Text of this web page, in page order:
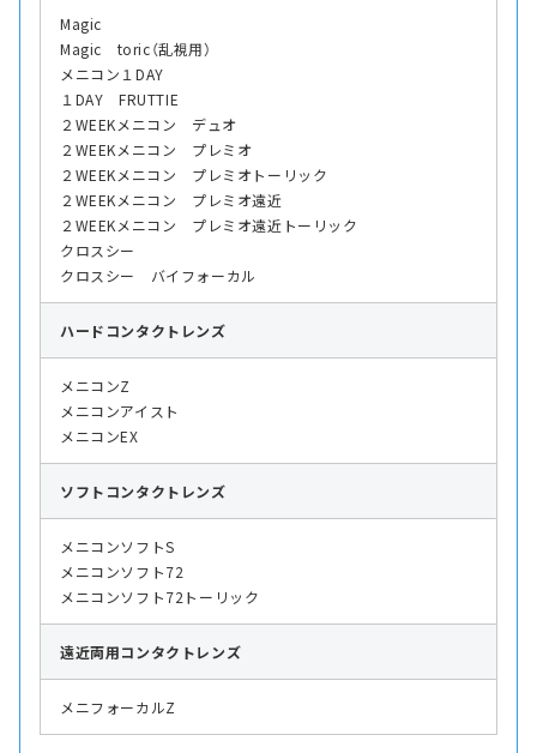
Magic
Magic toric（乱視用）
メニコン１DAY
１DAY FRUTTIE
２WEEKメニコン デュオ
２WEEKメニコン プレミオ
２WEEKメニコン プレミオトーリック
２WEEKメニコン プレミオ遠近
２WEEKメニコン プレミオ遠近トーリック
クロスシー
クロスシー バイフォーカル
ハード コンタクトレンズ
メニコンZ
メニコンアイスト
メニコンEX
ソフト コンタクトレンズ
メニコンソフトS
メニコンソフト72
メニコンソフト72トーリック
遠近両用コンタクトレンズ
メニフォーカルZ